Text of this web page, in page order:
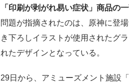
「印刷が剥がれ易い症状」商品の
問題が指摘されたのは、原神に登
き下ろしイラストが使用されたグ
れたデザインとなっている。
29日から、アミューズメント施設